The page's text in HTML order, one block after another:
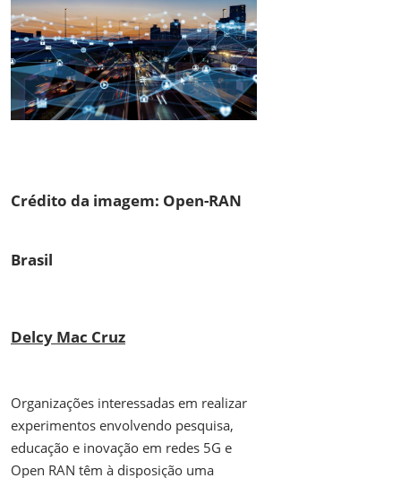
Crédito da imagem: Open-RAN
Brasil
Delcy Mac Cruz
Organizações interessadas em realizar
experimentos envolvendo pesquisa,
educação e inovação em redes 5G e
Open RAN têm à disposição uma